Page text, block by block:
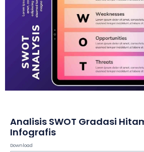
Analisis SWOT Gradasi
Infografis
Download